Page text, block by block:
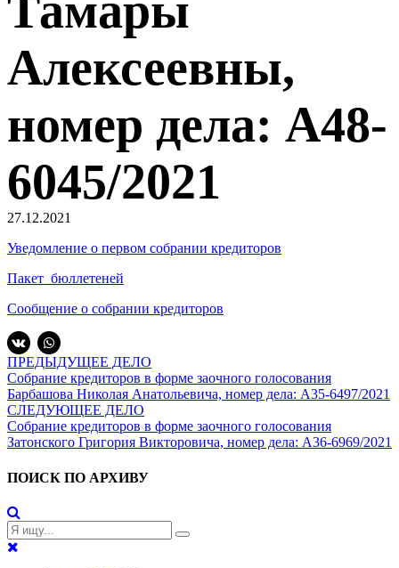
Алексеевны,
номер дела: А48-
6045/2021
27.12.2021
Уведомление о первом собрании кредиторов
Пакет_бюллетеней
Сообщение о собрании кредиторов
ПРЕДЫДУЩЕЕ ДЕЛО
Собрание кредиторов в форме заочного голосования
Барбашова Николая Анатольевича, номер дела: А35-6497/2021
СЛЕДУЮЩЕЕ ДЕЛО
Собрание кредиторов в форме заочного голосования
Затонского Григория Викторовича, номер дела: А36-6969/2021
ПОИСК ПО АРХИВУ